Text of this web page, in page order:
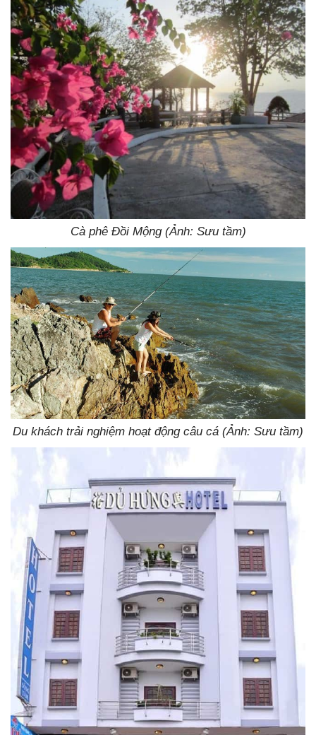
Cà phê Đồi Mộng (Ảnh: Sưu tầm)
Du khách trải nghiệm hoạt động câu cá (Ảnh: Sưu tầm)